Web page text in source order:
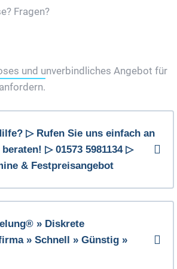
Fragen?
und unverbindliches Angebot für
▷ Rufen Sie uns einfach an
▷ 01573 5981134 ▷
& Festpreisangebot
» Diskrete
» Schnell » Günstig »